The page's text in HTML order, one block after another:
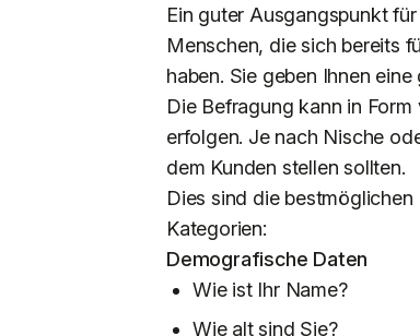
Ein guter Ausgangspunkt
Menschen, die sich bereits
haben. Sie geben Ihnen
Die Befragung kann in
erfolgen. Je nach Nische
dem Kunden stellen sollten.
Dies sind die
Kategorien:
Demografische Daten
Wie ist Ihr Name?
Wie alt sind Sie?